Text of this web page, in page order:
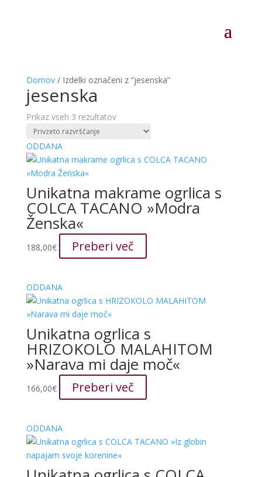
Domov/ Izdelki označeni z “jesenska”
jesenska
Prikaz vseh 3 rezultatov
ODDANA
Unikatna makrame ogrlica s
COLCA TACANO »Modra
Ženska«
188,00€ Preberi več
ODDANA
Unikatna ogrlica s
HRIZOKOLO MALAHITOM
»Narava mi daje moč«
166,00€ Preberi več
ODDANA